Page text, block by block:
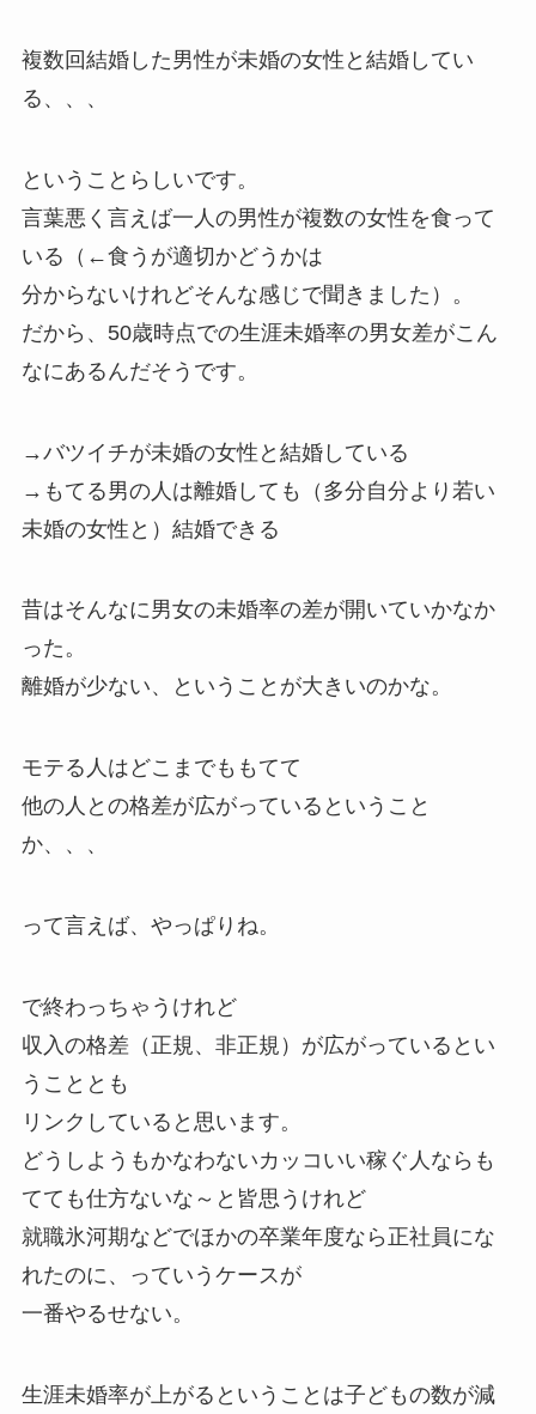
複数回結婚した男性が未婚の女性と結婚してい
る、、、
ということらしいです。
言葉悪く言えば一人の男性が複数の女性を食って
いる（←食うが適切かどうかは
分からないけれどそんな感じで聞きました）。
だから、50歳時点での生涯未婚率の男女差がこん
なにあるんだそうです。
→バツイチが未婚の女性と結婚している
→もてる男の人は離婚しても（多分自分より若い
未婚の女性と）結婚できる
昔はそんなに男女の未婚率の差が開いていかなか
った。
離婚が少ない、ということが大きいのかな。
モテる人はどこまでももてて
他の人との格差が広がっているということ
か、、、
って言えば、やっぱりね。
で終わっちゃうけれど
収入の格差（正規、非正規）が広がっているとい
うこととも
リンクしていると思います。
どうしようもかなわないカッコいい稼ぐ人ならも
てても仕方ないな～と皆思うけれど
就職氷河期などでほかの卒業年度なら正社員にな
れたのに、っていうケースが
一番やるせない。
生涯未婚率が上がるということは子どもの数が減